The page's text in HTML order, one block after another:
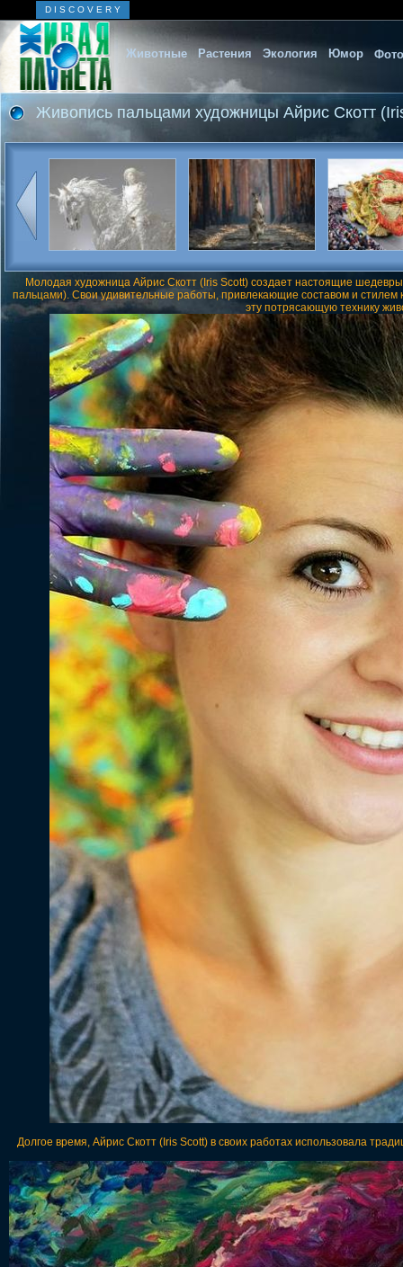
D I S C O V E R Y
Животные Растения Экология Юмор
Живопись пальцами художницы Айрис Скотт
Молодая художница Айрис Скотт (Iris Scott) создает настоящие
пальцами). Свои удивительные работы, привлекающие составом и
эту потрясающую технику
Долгое время, Айрис Скотт (Iris Scott) в своих работах использовала